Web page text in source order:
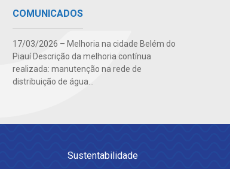
COMUNICADOS
17/03/2026 – Melhoria na cidade Belém do
Piauí Descrição da melhoria contínua
realizada: manutenção na rede de
distribuição de água...
Sustentabilidade